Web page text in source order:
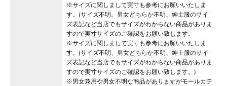
※サイズに関しまして実寸も参考にお願いいたしま
す。(サイズ不明、男女どちらか不明、紳士服のサイ
ズ表記など当店でもサイズがわからない商品がありま
すので実寸サイズのご確認をお願い致します。
※サイズに関しまして実寸も参考にお願いいたしま
す。(サイズ不明、男女どちらか不明、紳士服のサイ
ズ表記など当店でもサイズがわからない商品がありま
すので実寸サイズのご確認をお願い致します。)
※男女兼用や男女不明な商品がありますがモールカテ